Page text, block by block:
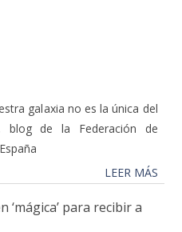
galaxia no es la única del
blog de la Federación de
LEER MÁS
para recibir a